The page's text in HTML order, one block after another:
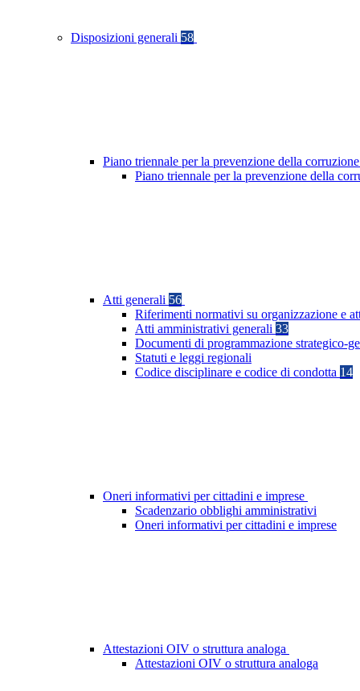
Disposizioni generali 58
Piano triennale per la prevenzione della
Piano triennale per la prevenzione della
Atti generali 56
Riferimenti normativi su organizzazione e
Atti amministrativi generali 33
Documenti di programmazione strategico-
Statuti e leggi regionali
Codice disciplinare e codice di condotta 14
Oneri informativi per cittadini e imprese
Scadenzario obblighi amministrativi
Oneri informativi per cittadini e imprese
Attestazioni OIV o struttura analoga
Attestazioni OIV o struttura analoga